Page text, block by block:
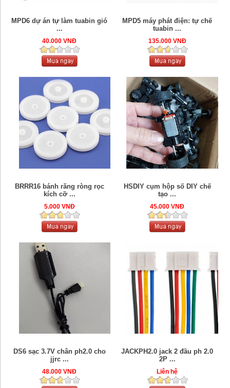
MPD6 dự án tự làm tuabin gió
...
40.000 VNĐ
MPD5 máy phát điện: tự chế
tuabin ...
135.000 VNĐ
BRRR16 bánh răng ròng rọc
kích cỡ ...
5.000 VNĐ
HSDIY cụm hộp số DIY chế
tạo ...
45.000 VNĐ
DS6 sạc 3.7V chân ph2.0 cho
jjrc ...
48.000 VNĐ
JACKPH2.0 jack 2 đầu ph 2.0
2P ...
Liên hệ